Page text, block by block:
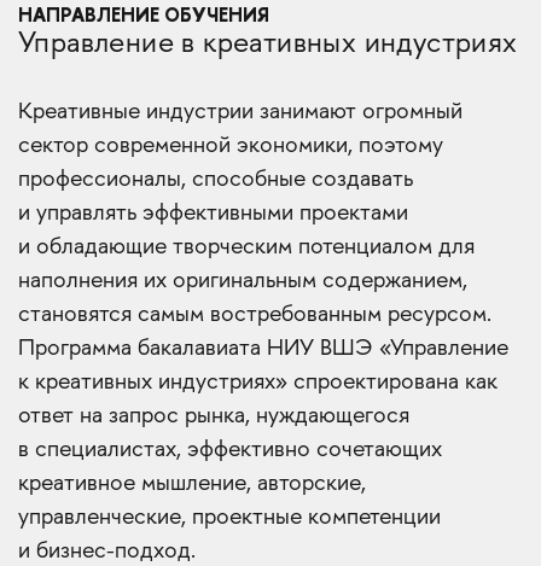
НАПРАВЛЕНИЕ ОБУЧЕНИЯ
Управление в креативных индустриях
Креативные индустрии занимают огромный
сектор современной экономики, поэтому
профессионалы, способные создавать
и управлять эффективными проектами
и обладающие творческим потенциалом для
наполнения их оригинальным содержанием,
становятся самым востребованным ресурсом.
Программа бакалавиата НИУ ВШЭ «Управление
к креативных индустриях» спроектирована как
ответ на запрос рынка, нуждающегося
в специалистах, эффективно сочетающих
креативное мышление, авторские,
управленческие, проектные компетенции
и бизнес-подход.